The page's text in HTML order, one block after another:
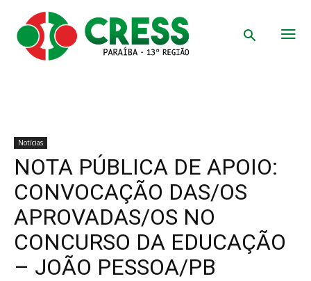
Notícias
NOTA PÚBLICA DE APOIO:
CONVOCAÇÃO DAS/OS
APROVADAS/OS NO
CONCURSO DA EDUCAÇÃO
– JOÃO PESSOA/PB